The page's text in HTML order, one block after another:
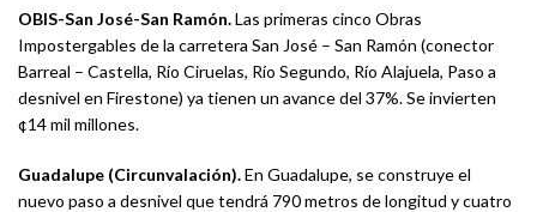
OBIS-San José-San Ramón.Las primeras cinco Obras
Impostergables de la carretera San José – San Ramón (conector
Barreal – Castella, Río Ciruelas, Río Segundo, Río Alajuela, Paso a
desnivel en Firestone) ya tienen un avance del 37%. Se invierten
¢14 mil millones.
Guadalupe (Circunvalación).En Guadalupe, se construye el
nuevo paso a desnivel que tendrá 790 metros de longitud y cuatro